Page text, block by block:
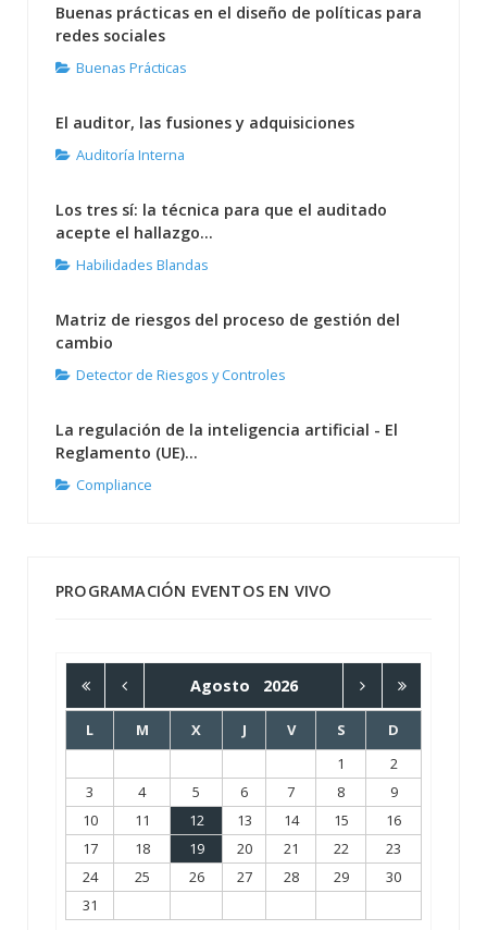
Buenas prácticas en el diseño de políticas para
redes sociales
Buenas Prácticas
El auditor, las fusiones y adquisiciones
Auditoría Interna
Los tres sí: la técnica para que el auditado
acepte el hallazgo...
Habilidades Blandas
Matriz de riesgos del proceso de gestión del
cambio
Detector de Riesgos y Controles
La regulación de la inteligencia artificial - El
Reglamento (UE)...
Compliance
PROGRAMACIÓN EVENTOS EN VIVO
Agosto 2026
L M X J V S
D
1
2
3
4 5 6 7 8
9
10
11 12 13 14 15
16
17
18 19 20 21 22
23
24
25 26 27 28 29
30
31